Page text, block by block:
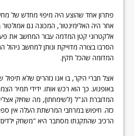
פתרון אחד שהוצע היה מיפוי מחדש של
אחר היה האלימינטור, המכונה גם אמולטור
אלקטרוני קטן המדמה עבור המחשב את
הסרבו בצורה מדוייקת ונותן למחשב
המדומה שהכל תקין.
אצל חברי היקר, בו אנו נזהרים שלא
באופנוע. כך הוא רכש אותו. ידידי תמיר
המדוברת הנ"ל (לשימחתו), מה שחיזק
כזה. חיפוש במרחבי המרשתת העלה אין
הרכיב שהתקנתו מסתבר היא "משחק